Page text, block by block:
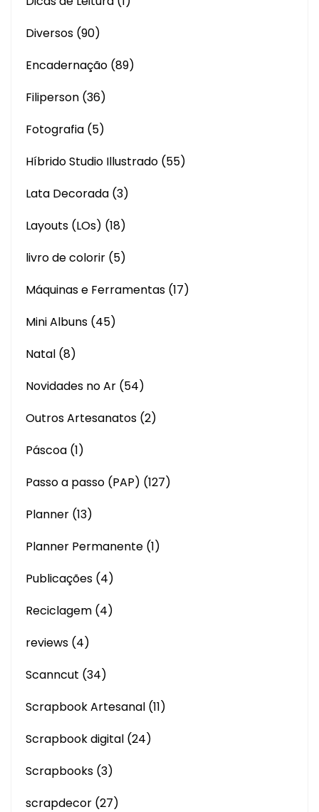
Diversos (90)
Encadernação (89)
Filiperson (36)
Fotografia (5)
Híbrido Studio Illustrado (55)
Lata Decorada (3)
Layouts (LOs) (18)
livro de colorir (5)
Máquinas e Ferramentas (17)
Mini Albuns (45)
Natal (8)
Novidades no Ar (54)
Outros Artesanatos (2)
Páscoa (1)
Passo a passo (PAP) (127)
Planner (13)
Planner Permanente (1)
Publicações (4)
Reciclagem (4)
reviews (4)
Scanncut (34)
Scrapbook Artesanal (11)
Scrapbook digital (24)
Scrapbooks (3)
scrapdecor (27)